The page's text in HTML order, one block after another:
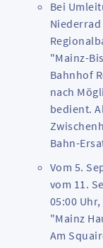
Bei
"Mainz-
Bahnhof
nach
bedient.
Bahn-
Vom 5.
vom 11.
05:00
"Mainz
Am